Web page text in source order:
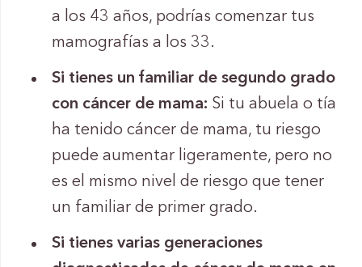
a los 43 años, podrías comenzar tus
mamografías a los 33.
Si tienes un familiar de segundo grado
con cáncer de mama: Si tu abuela o tía
ha tenido cáncer de mama, tu riesgo
puede aumentar ligeramente, pero no
es el mismo nivel de riesgo que tener
un familiar de primer grado.
Si tienes varias generaciones